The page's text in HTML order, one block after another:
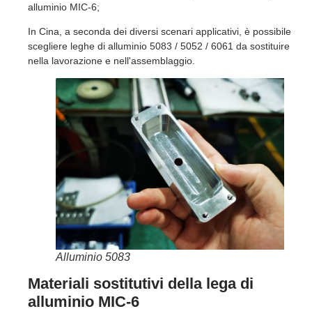
alluminio MIC-6;
In Cina, a seconda dei diversi scenari applicativi, è possibile
scegliere leghe di alluminio 5083 / 5052 / 6061 da sostituire
nella lavorazione e nell'assemblaggio.
Alluminio 5083
Materiali sostitutivi della lega di
alluminio MIC-6